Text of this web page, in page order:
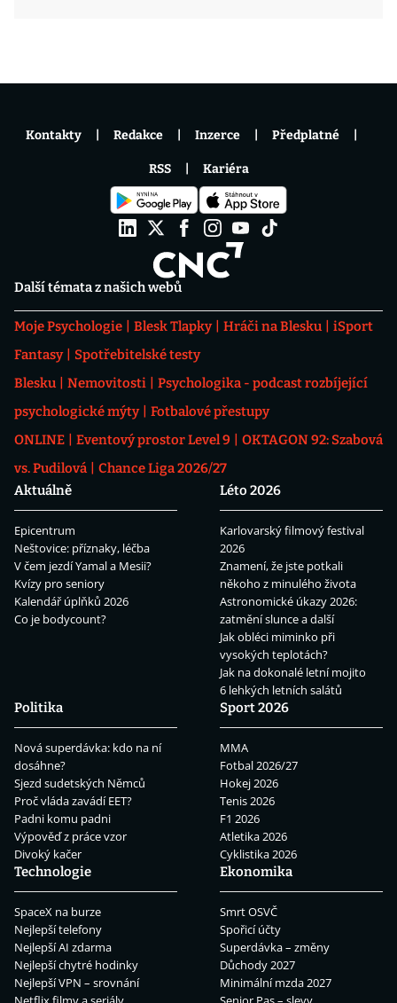
Další témata z našich webů
Moje Psychologie Blesk Tlapky Hráči na Blesku
iSport
Fantasy
Spotřebitelské testy
Blesku
Nemovitosti
Psychologika - podcast rozbíjející
psychologické mýty
Fotbalové přestupy
ONLINE
Eventový prostor Level 9
OKTAGON 92: Szabová
vs. Pudilová
Chance Liga 2026/27
Aktuálně
Epicentrum
Neštovice: příznaky, léčba
V čem jezdí Yamal a Mesii?
Kvízy pro seniory
Kalendář úplňků 2026
Co je bodycount?
Léto 2026
Karlovarský filmový festival
2026
Znamení, že jste potkali
někoho z minulého života
Astronomické úkazy 2026:
zatmění slunce a další
Jak obléci miminko při
vysokých teplotách?
Jak na dokonalé letní mojito
6 lehkých letních salátů
Politika
Nová superdávka: kdo na ní
dosáhne?
Sjezd sudetských Němců
Proč vláda zavádí EET?
Padni komu padni
Výpověď z práce vzor
Divoký kačer
Sport 2026
MMA
Fotbal 2026/27
Hokej 2026
Tenis 2026
F1 2026
Atletika 2026
Cyklistika 2026
Technologie
SpaceX na burze
Nejlepší telefony
Nejlepší AI zdarma
Nejlepší chytré hodinky
Nejlepší VPN – srovnání
Ekonomika
Smrt OSVČ
Spořicí účty
Superdávka – změny
Důchody 2027
Minimální mzda 2027
Kontakty Redakce Inzerce Předplatné
RSS Kariéra